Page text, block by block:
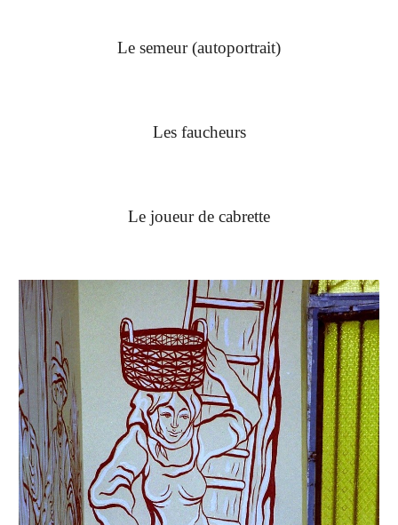
Le semeur (autoportrait)
Les faucheurs
Le joueur de cabrette